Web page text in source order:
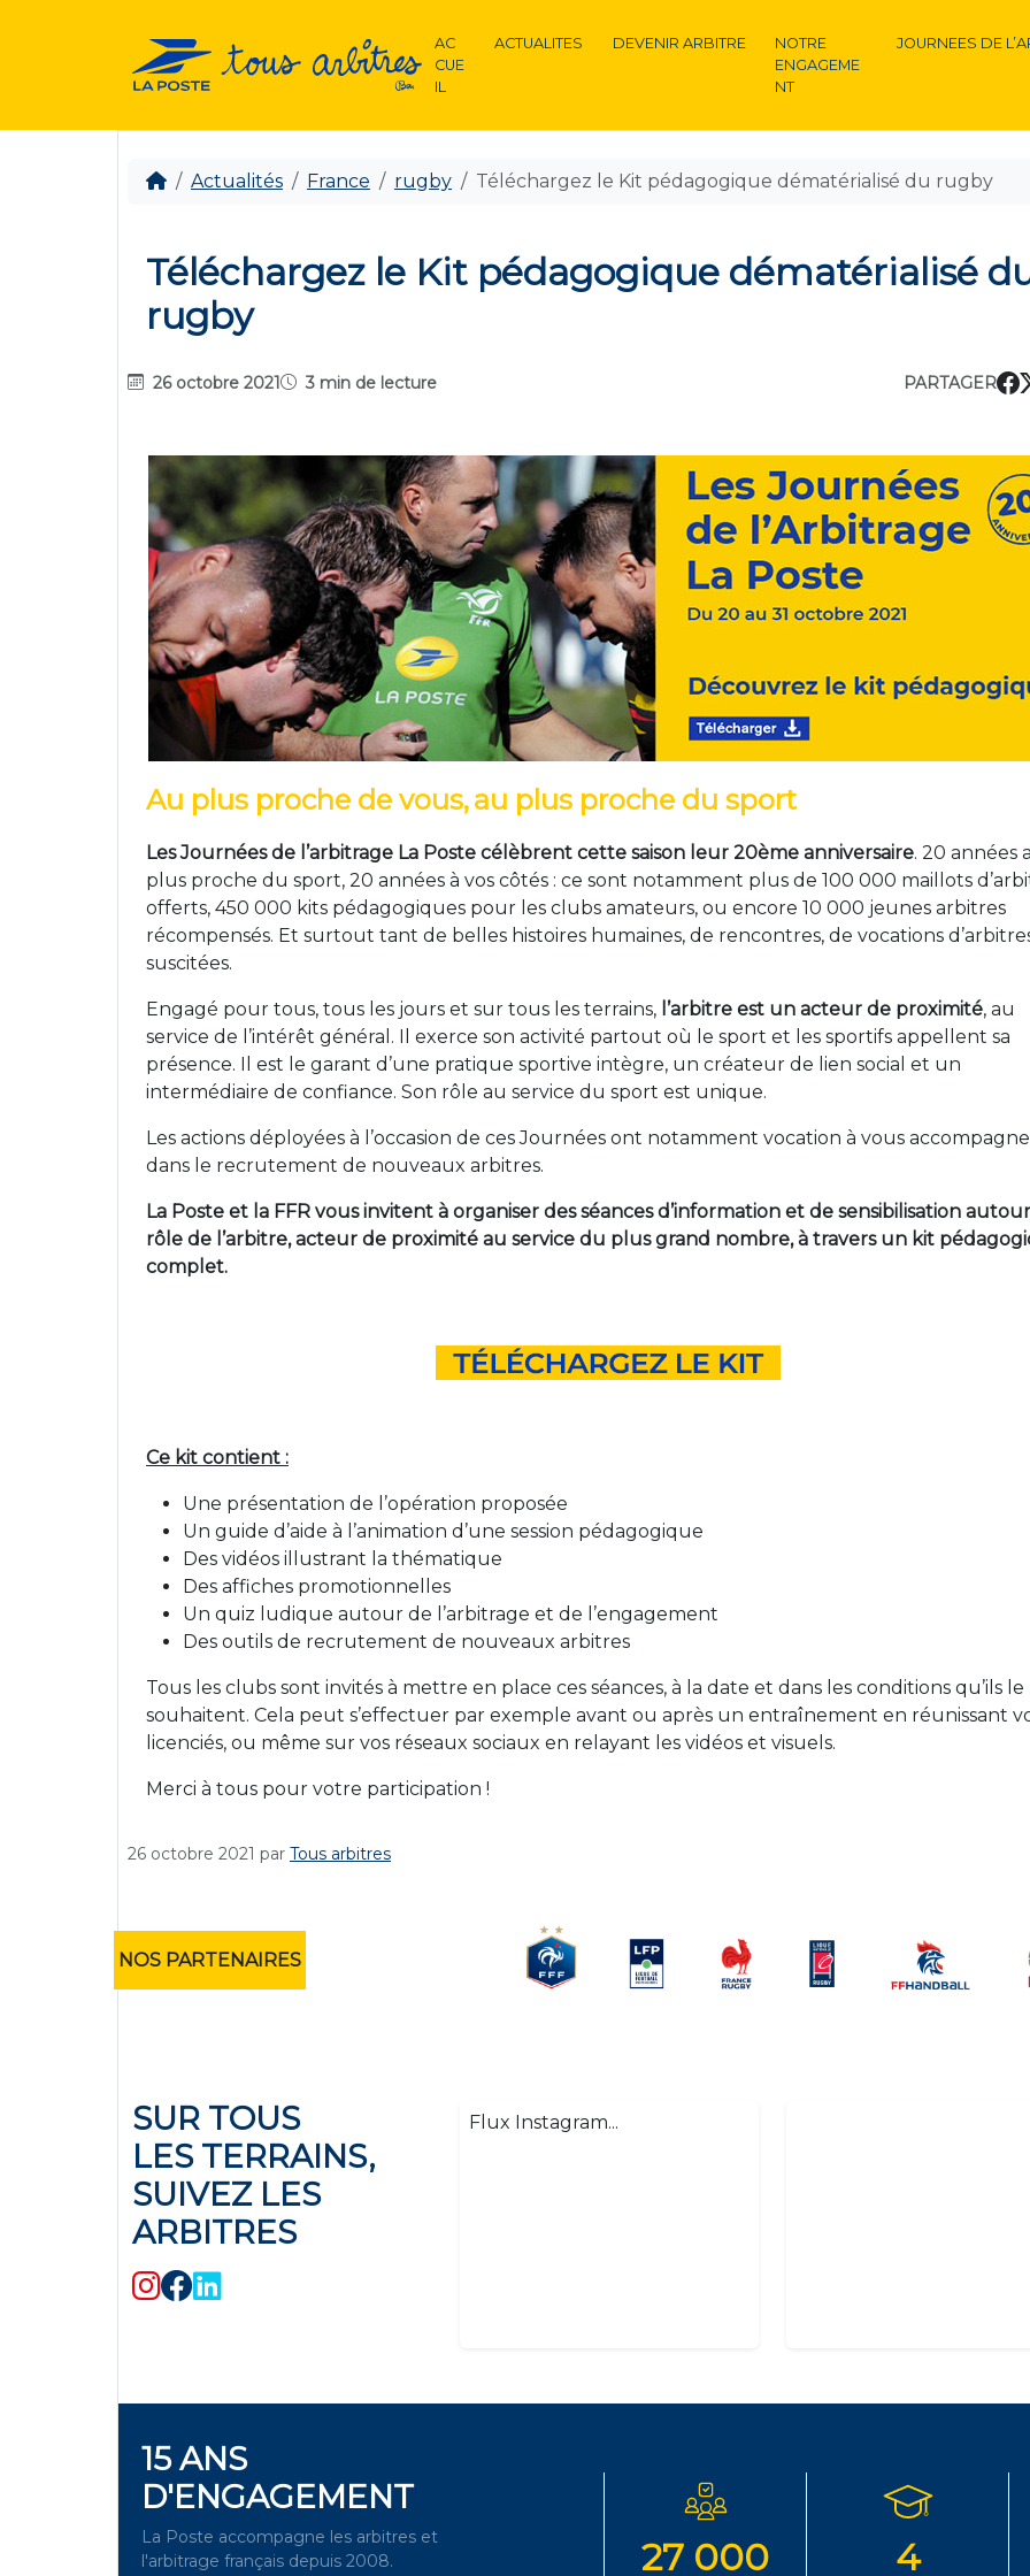
AC
CUE
IL
ACTUALITES DEVENIR ARBITRE
NOTRE
ENGAGEME
NT
JOURNEES DE
Actualités France rugby Téléchargez le Kit pédagogique dématérialisé du rugby
Téléchargez le Kit pédagogique dématérialisé
rugby
26 octobre 2021 3 min de lecture PARTAGER
Au plus proche de vous,au plus proche du sport
Les Journées de l’arbitrage La Poste célèbrent cette saison leur 20ème anniversaire. 20 années
plus proche du sport, 20 années à vos côtés : ce sont notamment plus de 100 000 maillots
offerts, 450 000 kits pédagogiques pour les clubs amateurs, ou encore 10 000 jeunes arbitres
récompensés. Et surtout tant de belles histoires humaines, de rencontres, de vocations
suscitées.
Engagé pour tous, tous les jours et sur tous les terrains, l’arbitre est un acteur de proximité, au
service de l’intérêt général. Il exerce son activité partout où le sport et les sportifs appellent sa
présence. Il est le garant d’une pratique sportive intègre, un créateur de lien social et un
intermédiaire de confiance. Son rôle au service du sport est unique.
Les actions déployées à l’occasion de ces Journées ont notamment vocation à vous
dans le recrutement de nouveaux arbitres.
La Poste et la FFR vous invitent à organiser des séances d’information et de sensibilisation
rôle de l’arbitre, acteur de proximité au service du plus grand nombre, à travers un kit
complet.
Ce kit contient :
Une présentation de l’opération proposée
Un guide d’aide à l’animation d’une session pédagogique
Des vidéos illustrant la thématique
Des affiches promotionnelles
Un quiz ludique autour de l’arbitrage et de l’engagement
Des outils de recrutement de nouveaux arbitres
Tous les clubs sont invités à mettre en place ces séances, à la date et dans les conditions qu’ils le
souhaitent. Cela peut s’effectuer par exemple avant ou après un entraînement en réunissant
licenciés, ou même sur vos réseaux sociaux en relayant les vidéos et visuels.
Merci à tous pour votre participation !
26 octobre 2021 par Tous arbitres
NOS PARTENAIRES
SUR TOUS
LES TERRAINS,
SUIVEZ LES
ARBITRES
Flux Instagram...
15 ANS
D'ENGAGEMENT
La Poste accompagne les arbitres et
l'arbitrage français depuis 2008.
27 000 4